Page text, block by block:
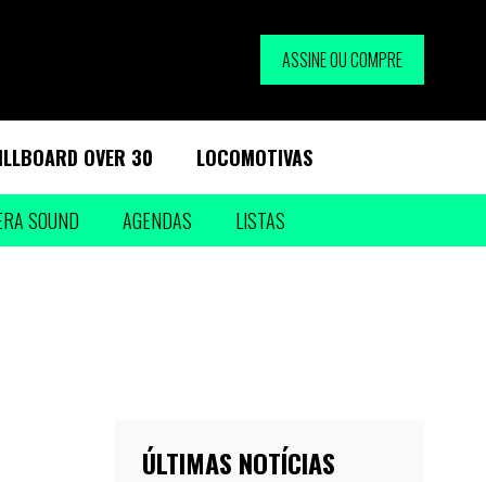
ASSINE OU COMPRE
OVER 30 LOCOMOTIVAS
SOUND AGENDAS LISTAS
ÚLTIMAS NOTÍCIAS